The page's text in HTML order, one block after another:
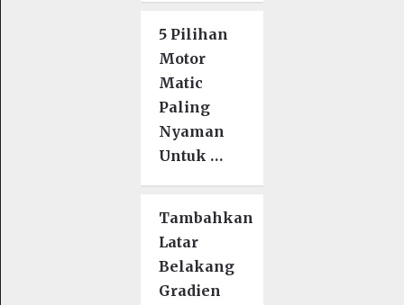
5 Pilihan
Motor
Matic
Paling
Nyaman
Untuk …
Tambahkan
Latar
Belakang
Gradien